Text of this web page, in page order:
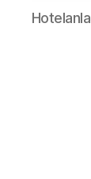
Hotel